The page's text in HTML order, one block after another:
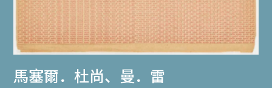
馬塞爾．杜尚、 曼．雷